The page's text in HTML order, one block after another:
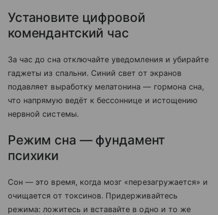
Установите цифровой
комендантский час
За час до сна отключайте уведомления и убирайте
гаджеты из спальни. Синий свет от экранов
подавляет выработку мелатонина — гормона сна,
что напрямую ведёт к бессоннице и истощению
нервной системы.
Режим сна — фундамент
психики
Сон — это время, когда мозг «перезагружается» и
очищается от токсинов. Придерживайтесь
режима: ложитесь и вставайте в одно и то же